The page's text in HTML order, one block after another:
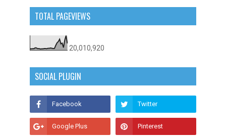
TOTAL PAGEVIEWS
20,010,920
SOCIAL PLUGIN